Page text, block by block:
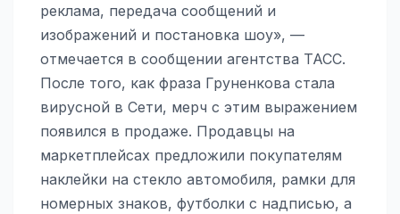
реклама, передача сообщений и
изображений и постановка шоу», —
отмечается в сообщении агентства ТАСС.
После того, как фраза Груненкова стала
вирусной в Сети, мерч с этим выражением
появился в продаже. Продавцы на
маркетплейсах предложили покупателям
наклейки на стекло автомобиля, рамки для
номерных знаков, футболки с надписью, а